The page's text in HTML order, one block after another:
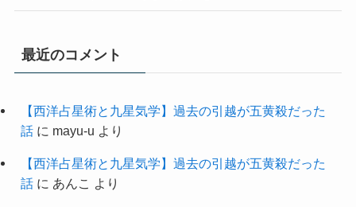
最近のコメント
【西洋占星術と九星気学】過去の引越が五黄殺だった
話に mayu-u より
【西洋占星術と九星気学】過去の引越が五黄殺だった
話に あんこ より